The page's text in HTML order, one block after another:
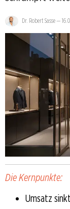
Dr. Robert Sasse—
Die Kernpunkte:
Umsatz